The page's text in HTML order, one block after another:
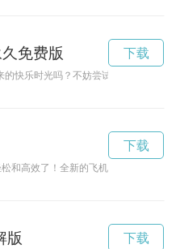
免费版
的快乐时光吗？不妨尝试使用专用加速
下载
和高效了！全新的飞机加速器永久免
下载
版 下载